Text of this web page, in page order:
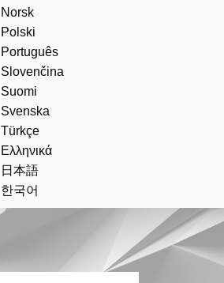
Norsk
Polski
Português
Slovenčina
Suomi
Svenska
Türkçe
Ελληνικά
日本語
한국어